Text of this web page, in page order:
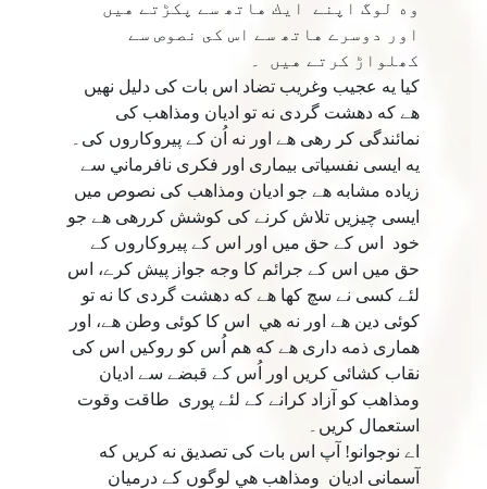
وه لوگ اپنے ايك هاتھ سے پكڑتے هيں
اور دوسرے هاتھ سے اس كى نصوص سے
كھلواڑ كرتے هيں ۔
كيا يه عجيب وغريب تضاد اس بات كى دليل نهيں
هے كه دهشت گردى نه تو اديان ومذاهب كى
نمائندگى كر رهى هے اور نه اُن كے پيروكاروں كى۔
يه ايسى نفسياتى بيمارى اور فكرى نافرماني سے
زياده مشابه هے جو اديان ومذاهب كى نصوص ميں
ايسى چيزيں تلاش كرنے كى كوشش كررهى هے جو
خود اس كے حق ميں اور اس كے پيروكاروں كے
حق ميں اس كے جرائم كا وجه جواز پيش كرے، اس
لئے كسى نے سچ كها هے كه دهشت گردى كا نه تو
كوئى دين هے اور نه هي اس كا كوئى وطن هے، اور
همارى ذمه دارى هے كه هم اُس كو روكيں اس كى
نقاب كشائى كريں اور اُس كے قبضے سے اديان
ومذاهب كو آزاد كرانے كے لئے پورى طاقت وقوت
استعمال كريں۔
اے نوجوانو! آپ اس بات كى تصديق نه كريں كه
آسمانى اديان ومذاهب هي لوگوں كے درميان